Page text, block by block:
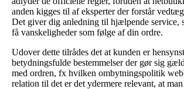
anden kigges til af eksperter der forstår
Det giver dig anledning til hjælpende service,
få vanskeligheder som følge af din ordre.
Udover dette tilrådes det at kunden er
betydningsfulde bestemmelser der gør sig
med ordren, fx hvilken ombytningspolitik
relation til det er det ydermere relevant, at